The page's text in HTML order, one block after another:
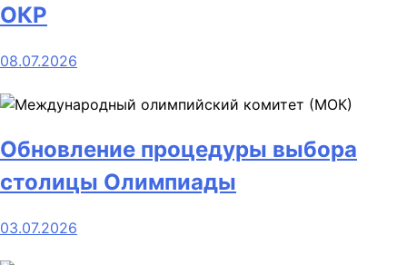
ОКР
08.07.2026
Обновление процедуры выбора
столицы Олимпиады
03.07.2026